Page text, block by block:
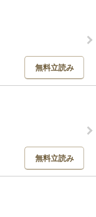
無料立読み
無料立読み